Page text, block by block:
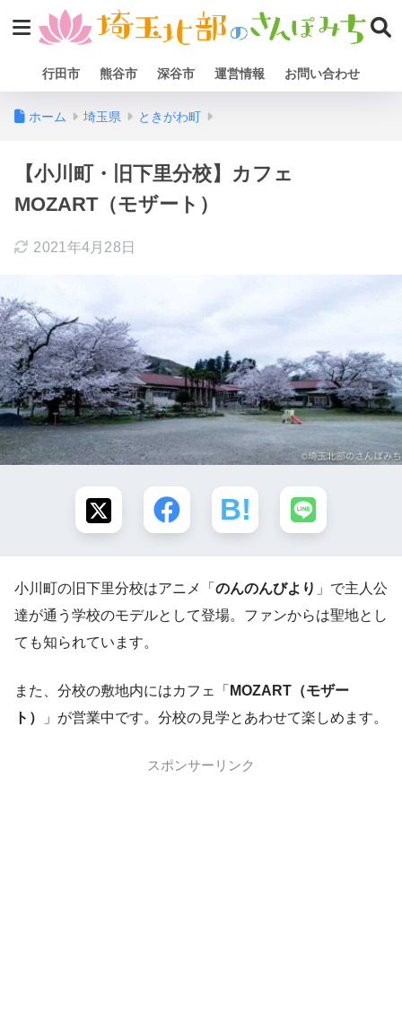
行田市 熊谷市 深谷市 運営情報 お問い合わせ
ホーム 埼玉県 ときがわ町
【小川町・旧下里分校】カフェ
MOZART（モザート）
2021年4月28日
小川町の旧下里分校はアニメ「 のんのんびより 」で主人公
達が通う学校のモデルとして登場。ファンからは聖地とし
ても知られています。
また、分校の敷地内にはカフェ「 MOZART（モザー
ト）
」が営業中です。分校の見学とあわせて楽しめます。
スポンサーリンク